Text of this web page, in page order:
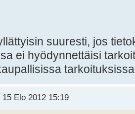
suuresti, jos
ei hyödynnettäisi
Elo 2012 15:19